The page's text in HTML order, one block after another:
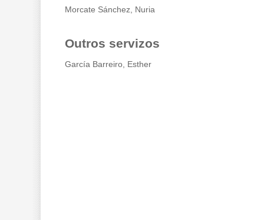
Morcate Sánchez, Nuria
Outros servizos
García Barreiro, Esther